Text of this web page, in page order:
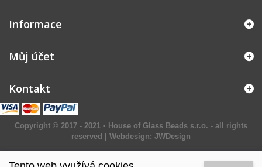
Informace
Můj účet
Kontakt
Copyright © 2017 - 2021 • House of Glass Beads s.r.o. - all rights
reserved | Webdesign: JWDesign